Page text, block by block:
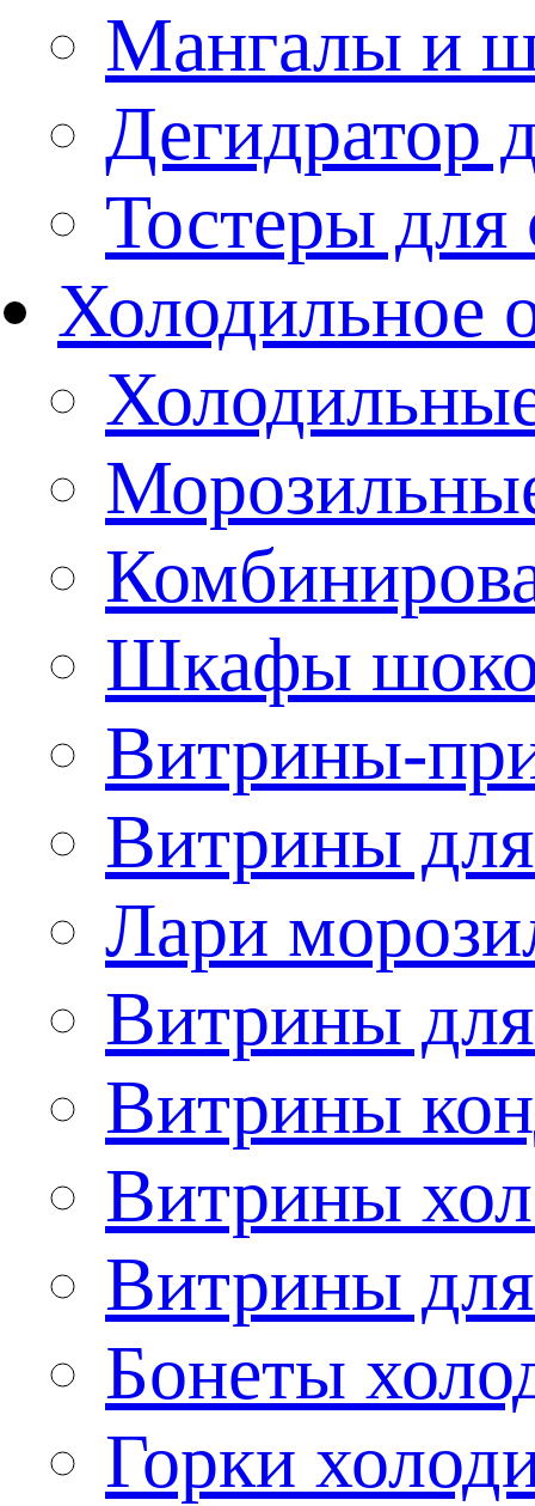
Мангалы и
Дегидратор
Тостеры
Холодильное
Шкафы
Витрины-
Витрины
Лари
Витрины
Витрины
Витрины
Витрины
Бонеты
Горки